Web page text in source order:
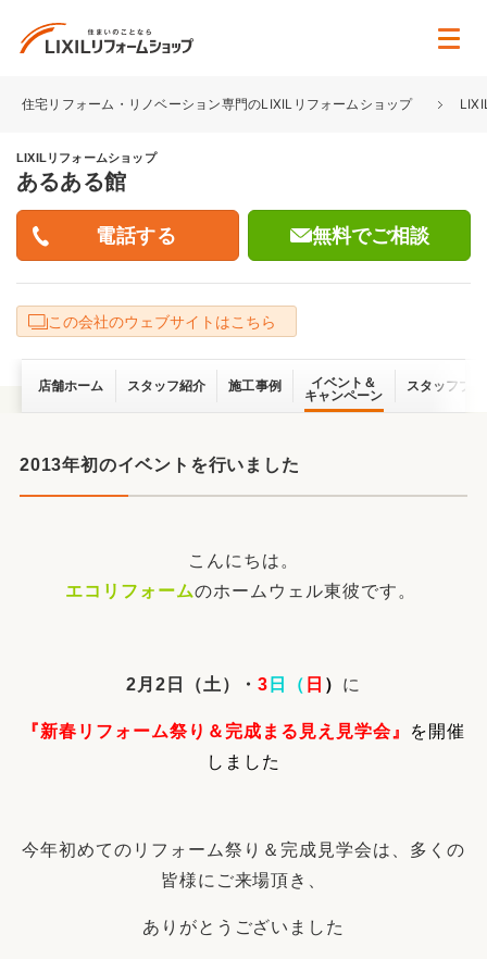
住宅リフォーム・リノベーション専門のLIXILリフォームショップ
LIXILリフォームショップ
あるある館
無料でご相談
この会社のウェブサイトはこちら
店舗ホーム スタッフ紹介 施工事例
イベント＆
キャンペーン
スタッフブ
2013年初のイベントを行いました
こんにちは。
エコリフォームのホームウェル東彼です。
2 月2日（土）・3 日（ 日 ） に
『新春リフォーム祭り＆完成まる見え見学会』
を開催
しました
今年初めてのリフォーム祭り＆完成見学会は、多くの
皆様にご来場頂き、
ありがとうございました